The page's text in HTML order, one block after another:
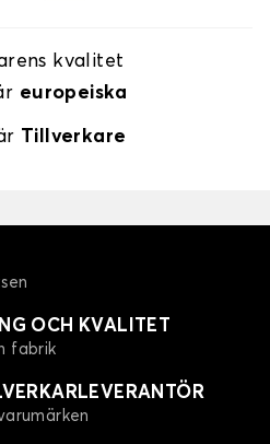
kvalitet
europeiska
Tillverkare
OCH KVALITET
fabrik